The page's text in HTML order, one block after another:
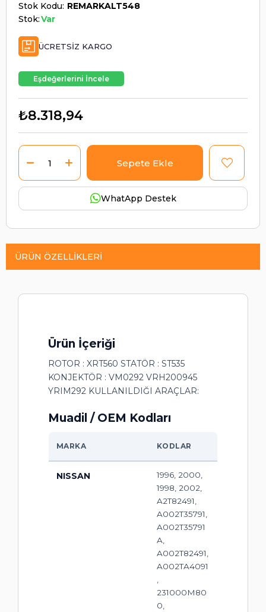
Stok Kodu REMARKALT548
Stok:Var
ÜCRETSIZ KARGO
Eşdeğerlerini İncele
₺8.318,94
WhatApp Destek
ÜRÜN ÖZELLIKLERI
Ürün İçeriği
ROTOR : XRT560 STATÖR : ST535
KONJEKTÖR : VM0292 VRH200945
YRIM292 KULLANILDIĞI ARAÇLAR:
Muadil / OEM Kodları
MARKA KODLAR
NISSAN
1996, 2000,
1998, 2002,
A2T82491,
A002T35791,
A002T35791
A,
A002T82491,
A002TA4091
,
231000M80
0,